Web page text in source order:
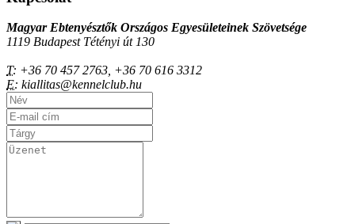
Magyar Ebtenyésztők Országos Egyesületeinek Szövetsége
1119 Budapest Tétényi út 130
T: +36 70 457 2763, +36 70 616 3312
E: kiallitas@kennelclub.hu